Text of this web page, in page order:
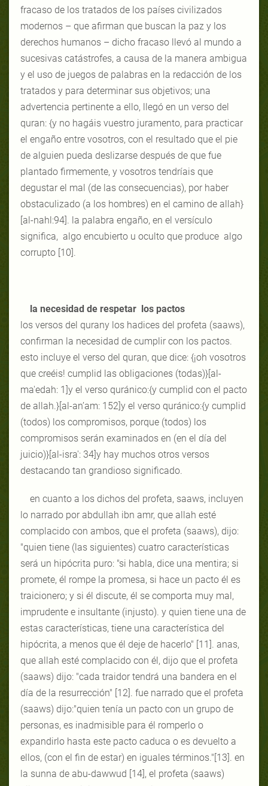
fracaso de los tratados de los países civilizados
modernos – que afirman que buscan la paz y los
derechos humanos – dicho fracaso llevó al mundo a
sucesivas catástrofes, a causa de la manera ambigua
y el uso de juegos de palabras en la redacción de los
tratados y para determinar sus objetivos; una
advertencia pertinente a ello, llegó en un verso del
quran: {y no hagáis vuestro juramento, para practicar
el engaño entre vosotros, con el resultado que el pie
de alguien pueda deslizarse después de que fue
plantado firmemente, y vosotros tendríais que
degustar el mal (de las consecuencias), por haber
obstaculizado (a los hombres) en el camino de allah}
[al-nahl:94]. la palabra engaño, en el versículo
significa, algo encubierto u oculto que produce algo
corrupto [10].
la necesidad de respetar los pactos
los versos del qurany los hadices del profeta (saaws),
confirman la necesidad de cumplir con los pactos.
esto incluye el verso del quran, que dice: {¡oh vosotros
que creéis! cumplid las obligaciones (todas)}[al-
ma'edah: 1]y el verso quránico:{y cumplid con el pacto
de allah.}[al-an’am: 152]y el verso quránico:{y cumplid
(todos) los compromisos, porque (todos) los
compromisos serán examinados en (en el día del
juicio)}[al-isra': 34]y hay muchos otros versos
destacando tan grandioso significado.
en cuanto a los dichos del profeta, saaws, incluyen
lo narrado por abdullah ibn amr, que allah esté
complacido con ambos, que el profeta (saaws), dijo:
"quien tiene (las siguientes) cuatro características
será un hipócrita puro: "si habla, dice una mentira; si
promete, él rompe la promesa, si hace un pacto él es
traicionero; y si él discute, él se comporta muy mal,
imprudente e insultante (injusto). y quien tiene una de
estas características, tiene una característica del
hipócrita, a menos que él deje de hacerlo" [11]. anas,
que allah esté complacido con él, dijo que el profeta
(saaws) dijo: "cada traidor tendrá una bandera en el
día de la resurrección" [12]. fue narrado que el profeta
(saaws) dijo:"quien tenía un pacto con un grupo de
personas, es inadmisible para él romperlo o
expandirlo hasta este pacto caduca o es devuelto a
ellos, (con el fin de estar) en iguales términos."[13]. en
la sunna de abu-dawwud [14], el profeta (saaws)